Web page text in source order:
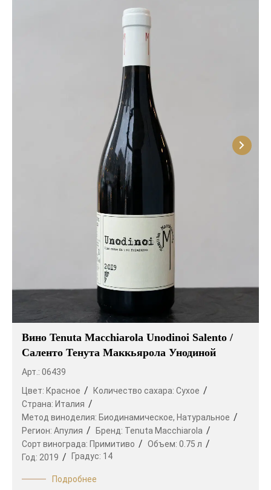
Вино Tenuta Macchiarola Unodinoi Salento /
Саленто Тенута Маккьярола Унодиной
Арт.: 06439
Цвет: Красное Количество сахара: Сухое
Страна: Италия
Метод виноделия: Биодинамическое, Натуральное
Регион: Апулия Бренд: Tenuta Macchiarola
Сорт винограда: Примитиво Объем: 0.75 л
Год: 2019 Градус: 14
Подробнее